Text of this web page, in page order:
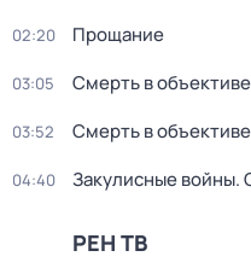
02:20 Прощание
03:05 Смерть в объективе
03:52 Смерть в объективе
04:40 Закулисные войны.
РЕН ТВ